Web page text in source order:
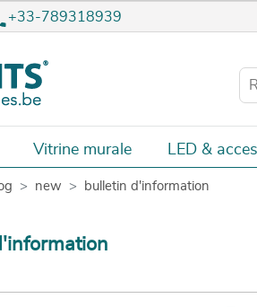
+33-789318939
Vitrine murale LED &
new bulletin d'information